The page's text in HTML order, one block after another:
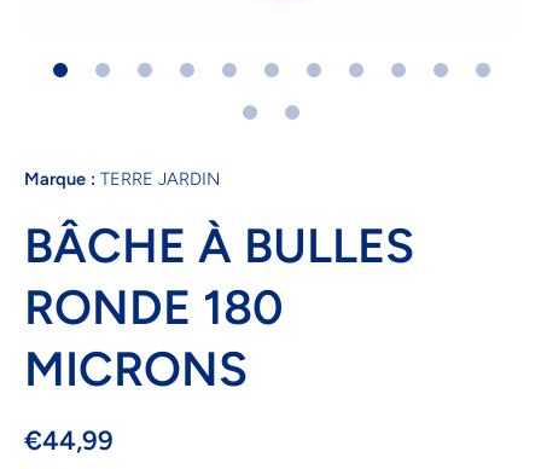
Marque : TERRE JARDIN
BÂCHE À BULLES
RONDE 180
MICRONS
€44,99